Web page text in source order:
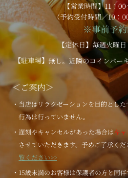
【営業時間】11：
（予約受付時間／10：
※事前予
【定休日】毎週火曜
【駐車場】 無し。近隣のコインパー
＜ご案内＞
・当店はリラクゼーションを目的とし
行為は行っていません。
・遅刻やキャンセルがあった場合はキ
させていただきます。予めご了承くだ
覧ください>>
・15歳未満のお客様は保護者の方と同